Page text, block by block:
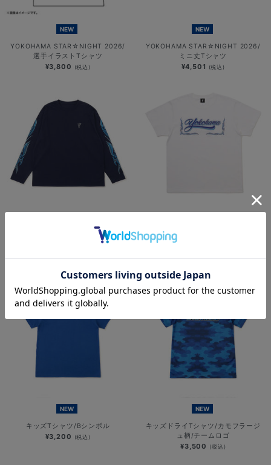
NEW
YOKOHAMA STAR☆NIGHT 2026/
選手イラストTシャツ
¥3,800 (税込)
NEW
YOKOHAMA STAR☆NIGHT 2026/
ミニ丈Tシャツ
¥4,501 (税込)
YOKOHAMA STAR☆NIGHT 2026/
¥6,701(税込)
横浜DeNAベイスターズ
¥5,000(税込)
NEW
キッズTシャツ/Bシンボル
¥3,200 (税込)
NEW
キッズドライTシャツ/カモフラージ
ュ柄/チームロゴ
¥3,500 (税込)